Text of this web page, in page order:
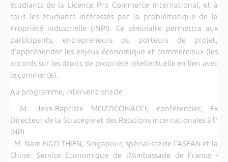
étudiants de la Licence Pro Commerce International, et à
tous les étudiants intéressés par la problématique de la
Propriété industrielle (INPI). Ce séminaire permettra aux
participants, entrepreneurs ou porteurs de projet,
d'appréhender les enjeux économique et commerciaux (les
accords sur les droits de propriété intellectuelle en lien avec
le commerce).
Au programme, interventions de :
- M. Jean-Baptiste MOZZICONACCI, conférencier, Ex
Directeur de la Stratégie et des Relations internationales à l?
INPI
- M. Nam NGO THIEN, Singapour, spécialiste de l'ASEAN et la
Chine. Service Economique de l?Ambassade de France -